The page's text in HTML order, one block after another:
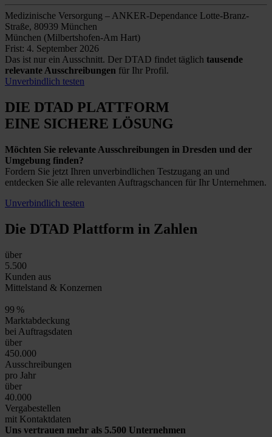
Medizinische Versorgung – ANKER-Dependance Lotte-Branz-
Straße, 80939 München
München (Milbertshofen-Am Hart)
Frist: 4. September 2026
Das ist nur ein Ausschnitt. Der DTAD findet täglich tausende
relevante Ausschreibungen für Ihr Profil.
Unverbindlich testen
DIE DTAD PLATTFORM
EINE SICHERE LÖSUNG
Möchten Sie relevante Ausschreibungen in Dresden und der
Umgebung finden?
Fordern Sie jetzt Ihren unverbindlichen Testzugang an und
entdecken Sie alle relevanten Auftragschancen für Ihr Unternehmen.
Unverbindlich testen
Die DTAD Plattform in Zahlen
über
5.500
Kunden aus
Mittelstand & Konzernen
99 %
Marktabdeckung
bei Auftragsdaten
über
450.000
Ausschreibungen
pro Jahr
über
40.000
Vergabestellen
mit Kontaktdaten
Uns vertrauen mehr als 5.500 Unternehmen